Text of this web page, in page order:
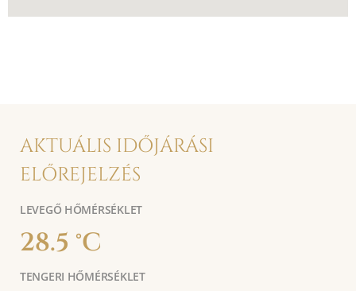
AKTUÁLIS IDŐJÁRÁSI
ELŐREJELZÉS
LEVEGŐ HŐMÉRSÉKLET
28.5 °C
TENGERI HŐMÉRSÉKLET